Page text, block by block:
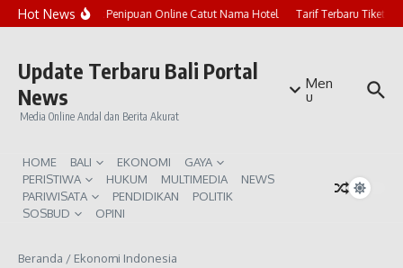
Lewati ke konten
Hot NewsMarak Penipuan Online Catut Nama Hotel Tarif Terbaru Tiket
Update Terbaru Bali Portal
News
Media Online Andal dan Berita Akurat
Men
u
HOME BALI EKONOMI
GAYA
PERISTIWA
HUKUM MULTIMEDIA
NEWS
PARIWISATA
PENDIDIKAN
POLITIK
SOSBUD
OPINI
Beranda / Ekonomi Indonesia